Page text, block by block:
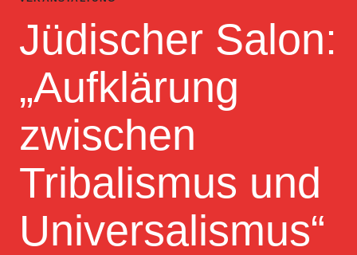
Jüdischer Salon:
„Aufklärung
zwischen
Tribalismus und
Universalismus“